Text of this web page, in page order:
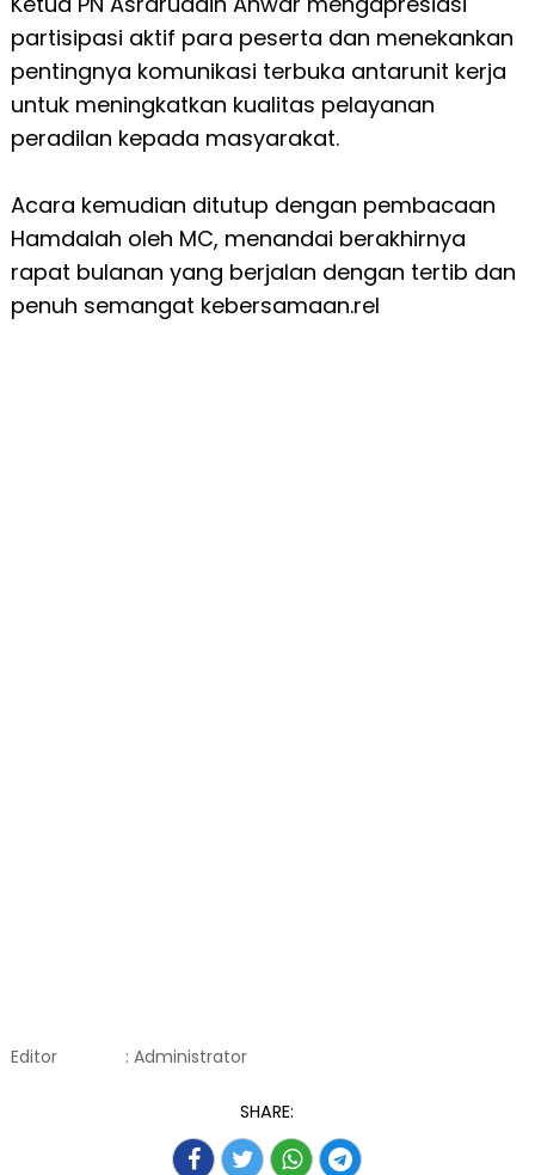
partisipasi aktif para peserta dan menekankan
pentingnya komunikasi terbuka antarunit kerja
untuk meningkatkan kualitas pelayanan
peradilan kepada masyarakat.
Acara kemudian ditutup dengan pembacaan
Hamdalah oleh MC, menandai berakhirnya
rapat bulanan yang berjalan dengan tertib dan
penuh semangat kebersamaan.rel
Editor : Administrator
SHARE: